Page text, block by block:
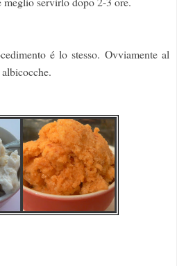
é lo stesso. Ovviamente al